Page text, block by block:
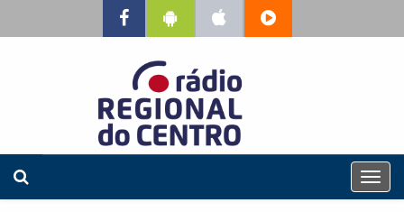
T
o